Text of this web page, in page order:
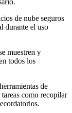
de nube seguros
durante el uso
muestren y
todos los
de
como recopilar